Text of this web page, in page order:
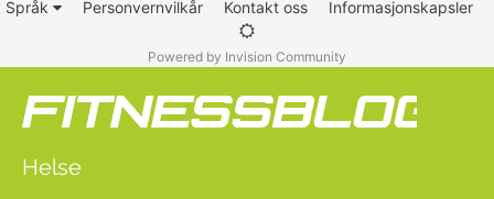
Språk Personvernvilkår Kontakt oss Informasjonskapsler
Powered by Invision Community
Helse